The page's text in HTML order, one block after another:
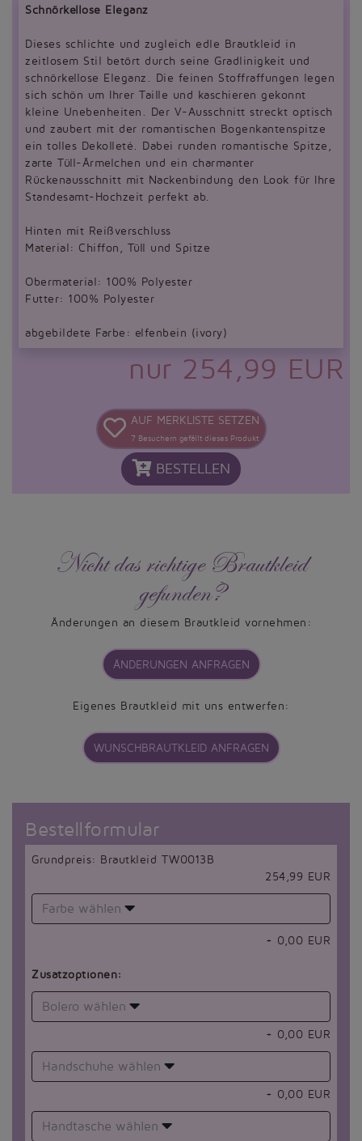
Schnörkellose Eleganz
Dieses schlichte und zugleich edle Brautkleid in
zeitlosem Stil betört durch seine Gradlinigkeit und
schnörkellose Eleganz. Die feinen Stoffraffungen legen
sich schön um Ihrer Taille und kaschieren gekonnt
kleine Unebenheiten. Der V-Ausschnitt streckt optisch
und zaubert mit der romantischen Bogenkantenspitze
ein tolles Dekolleté. Dabei runden romantische Spitze,
zarte Tüll-Ärmelchen und ein charmanter
Rückenausschnitt mit Nackenbindung den Look für Ihre
Standesamt-Hochzeit perfekt ab.
Hinten mit Reißverschluss
Material: Chiffon, Tüll und Spitze
Obermaterial: 100% Polyester
Futter: 100% Polyester
abgebildete Farbe: elfenbein (ivory)
nur 254,99 EUR
AUF MERKLISTE SETZEN
7 Besuchern gefällt dieses Produkt
BESTELLEN
Nicht das richtige Brautkleid
gefunden?
Änderungen an diesem Brautkleid vornehmen:
ÄNDERUNGEN ANFRAGEN
Eigenes Brautkleid mit uns entwerfen:
WUNSCHBRAUTKLEID ANFRAGEN
Bestellformular
Grundpreis: Brautkleid TW0013B
254,99 EUR
Farbe wählen
+ 0,00 EUR
Zusatzoptionen:
Bolero wählen
+ 0,00 EUR
Handschuhe wählen
+ 0,00 EUR
Handtasche wählen